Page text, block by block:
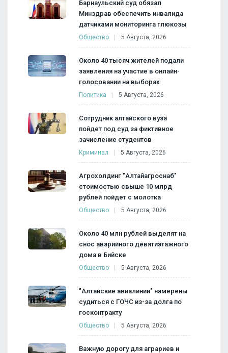
Барнаульский суд обязал
Минздрав обеспечить инвалида
датчиками мониторинга глюкозы
Общество 5 Августа, 2026
Около 40 тысяч жителей подали
заявления на участие в онлайн-
голосовании на выборах
Политика 5 Августа, 2026
Сотрудник алтайского вуза
пойдет под суд за фиктивное
зачисление студентов
Криминал 5 Августа, 2026
Агрохолдинг "Алтайагроснаб"
стоимостью свыше 10 млрд
рублей пойдет с молотка
Общество 5 Августа, 2026
Около 40 млн рублей выделят на
снос аварийного девятиэтажного
дома в Бийске
Общество 5 Августа, 2026
"Алтайские авиалинии" намерены
судиться с ГОЧС из-за долга по
госконтракту
Общество 5 Августа, 2026
Важную дорогу для аграриев и